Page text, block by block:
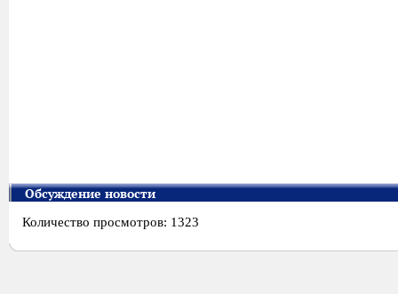
Обсуждение новости
Количество просмотров: 1323